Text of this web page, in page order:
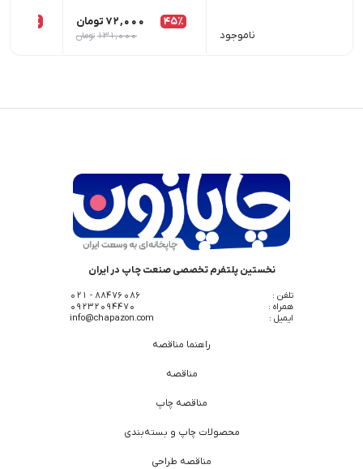
ناموجود
45٪ 72,000 تومان
131,000 تومان
26٪
نخستین پلتفرم تخصصی صنعت چاپ در ایران
تلفن :
88476086 - 021
همراه :
09232094470
ایمیل :
info@chapazon.com
راهنما مناقصه
مناقصه
مناقصه چاپ
محصولات چاپ و بسته‌بندی
مناقصه طراحی